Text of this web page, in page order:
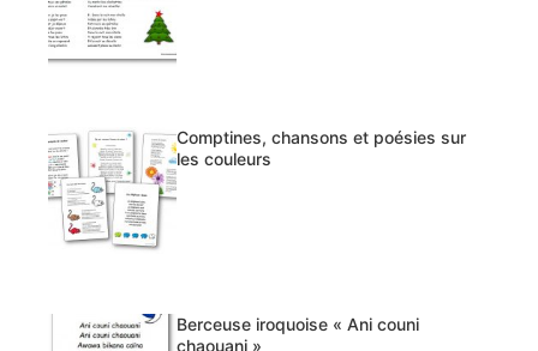
Comptines, chansons et poésies sur
les couleurs
Berceuse iroquoise « Ani couni
chaouani »